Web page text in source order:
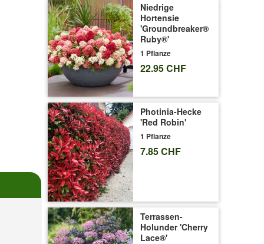
Niedrige
Hortensie
'Groundbreaker®
Ruby®'
1 Pflanze
22.95 CHF
Photinia-Hecke
'Red Robin'
1 Pflanze
7.85 CHF
Terrassen-
Holunder 'Cherry
Lace®'